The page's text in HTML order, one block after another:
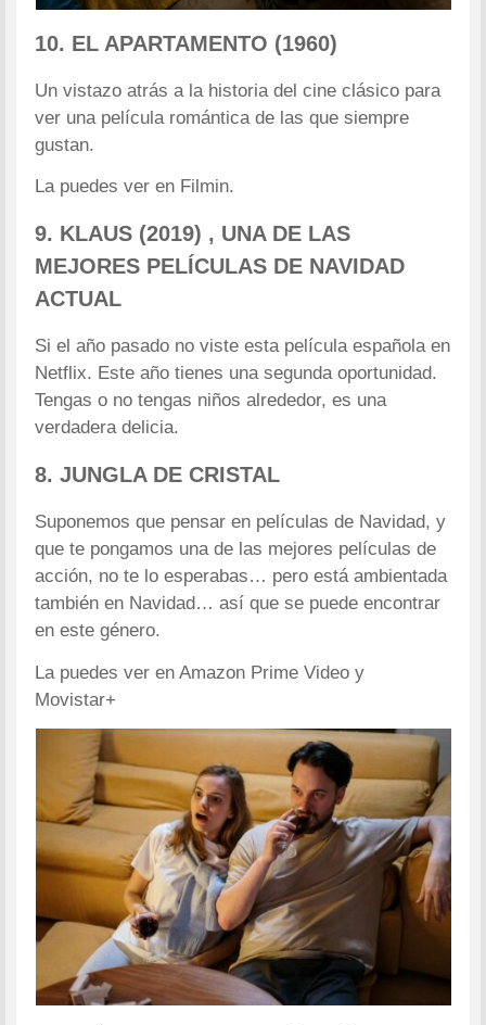
10. EL APARTAMENTO (1960)
Un vistazo atrás a la historia del cine clásico para
ver una película romántica de las que siempre
gustan.
La puedes ver en Filmin.
9. KLAUS (2019) , UNA DE LAS
MEJORES PELÍCULAS DE NAVIDAD
ACTUAL
Si el año pasado no viste esta película española en
Netflix. Este año tienes una segunda oportunidad.
Tengas o no tengas niños alrededor, es una
verdadera delicia.
8. JUNGLA DE CRISTAL
Suponemos que pensar en películas de Navidad, y
que te pongamos una de las mejores películas de
acción, no te lo esperabas… pero está ambientada
también en Navidad… así que se puede encontrar
en este género.
La puedes ver en Amazon Prime Video y
Movistar+